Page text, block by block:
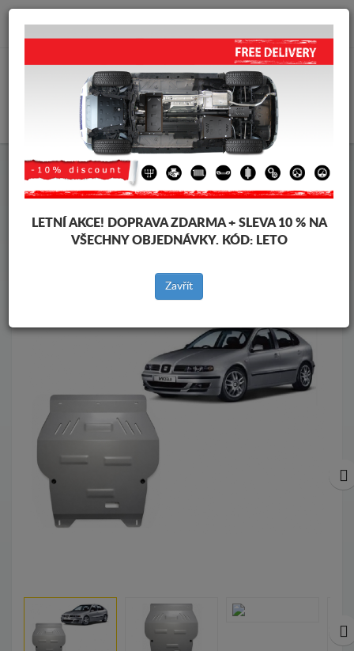
info@krytpodmotor.com
Kryt pod motor Seat Kryt pod motor Seat Leon
vozidel
Značky vozidel
Zpět na produkty
LETNÍ AKCE! DOPRAVA ZDARMA + SLEVA 10 % NA
VŠECHNY OBJEDNÁVKY. KÓD: LETO
Zavřít